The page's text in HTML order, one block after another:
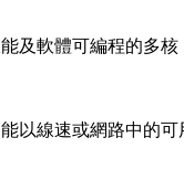
及軟體可編程的多
以線速或網路中的